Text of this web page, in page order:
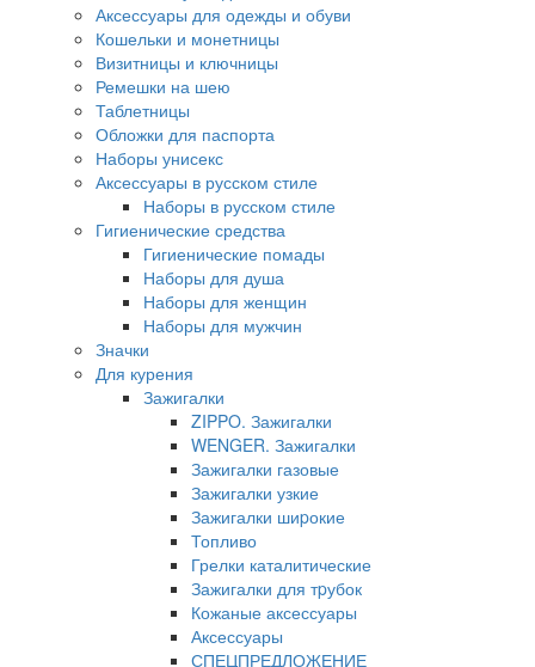
Аксессуары для одежды и обуви
Кошельки и монетницы
Визитницы и ключницы
Ремешки на шею
Таблетницы
Обложки для паспорта
Наборы унисекс
Аксессуары в русском стиле
Наборы в русском стиле
Гигиенические средства
Гигиенические помады
Наборы для душа
Наборы для женщин
Наборы для мужчин
Значки
Для курения
Зажигалки
ZIPPO. Зажигалки
WENGER. Зажигалки
Зажигалки газовые
Зажигалки узкие
Зажигалки шиpокие
Топливо
Грелки каталитические
Зажигалки для тpубок
Кожаные аксессуары
Аксессуары
СПЕЦПРЕДЛОЖЕНИЕ